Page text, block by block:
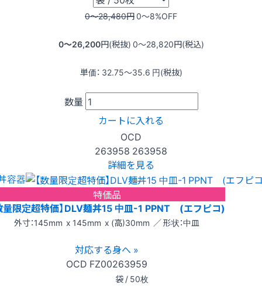
0〜28,480円0〜8%OFF
0〜26,200円(税抜) 0〜28,820円(税込)
単価： 32.75〜35.6 円(税抜)
数量
カートに入れる
OCD
263958 263958
詳細を見る
容器
特価品
量限定超特価】DLV麺丼15 中皿-1 PPNT (エフピコ)
外寸：145mm x 145mm x (高)30mm ／ 形状：中皿
対応する身へ »
OCD FZ00263959
袋 / 50枚